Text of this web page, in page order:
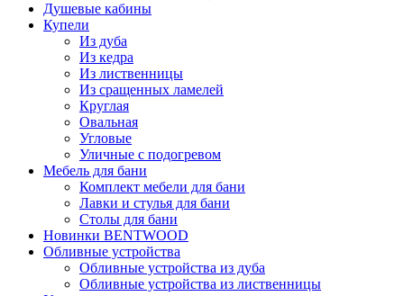
Душевые кабины
Купели
Из дуба
Из кедра
Из лиственницы
Из сращенных ламелей
Круглая
Овальная
Угловые
Уличные с подогревом
Мебель для бани
Комплект мебели для бани
Лавки и стулья для бани
Столы для бани
Новинки BENTWOOD
Обливные устройства
Обливные устройства из дуба
Обливные устройства из лиственницы